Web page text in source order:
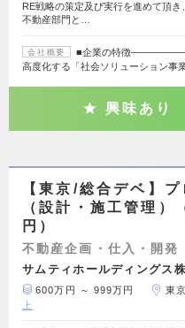
RE戦略の策定及び実行を進めて頂
不動産部門と…
会社概要
■企業の特徴
高度化する「社会ソリューション事
興味あり
【東京/総合デベ】
（設計・施工管理
円）
不動産企画・仕入・開発
サムティホールディングス
600万円 ～ 999万円 東
上